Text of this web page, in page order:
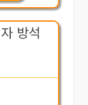
방석